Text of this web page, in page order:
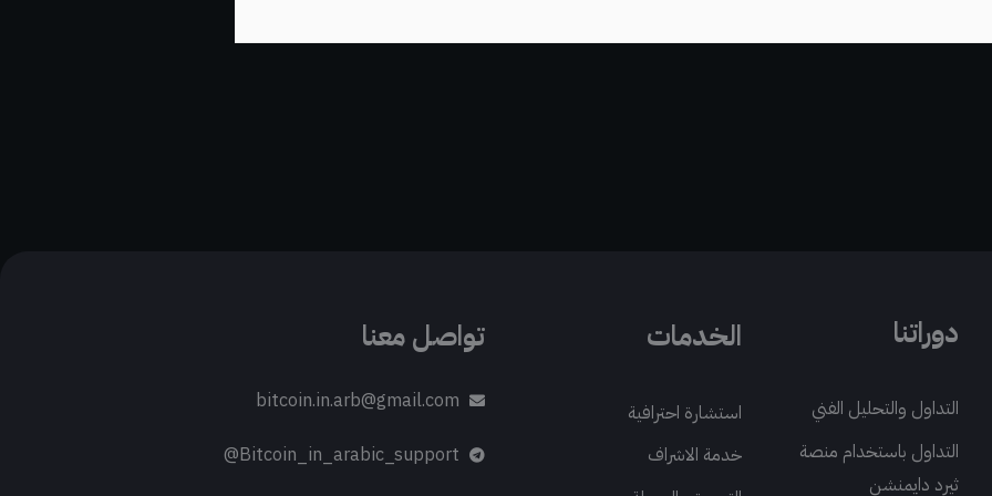
دوراتنا
التداول والتحليل الفني
التداول باستخدام منصة
ثيرد دايمنشن
الخدمات
استشارة احترافية
خدمة الاشراف
تواصل معنا
bitcoin.in.arb@gmail.com
Bitcoin_in_arabic_support@